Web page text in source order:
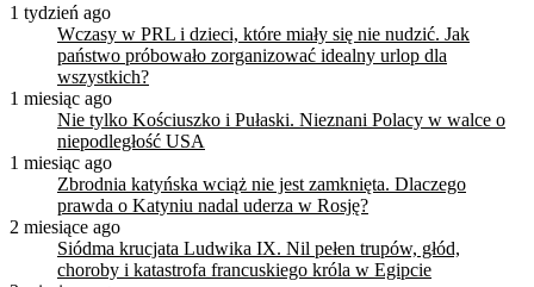
1 tydzień ago
Wczasy w PRL i dzieci, które miały się nie nudzić. Jak
państwo próbowało zorganizować idealny urlop dla
wszystkich?
1 miesiąc ago
Nie tylko Kościuszko i Pułaski. Nieznani Polacy w walce o
niepodległość USA
1 miesiąc ago
Zbrodnia katyńska wciąż nie jest zamknięta. Dlaczego
prawda o Katyniu nadal uderza w Rosję?
2 miesiące ago
Siódma krucjata Ludwika IX. Nil pełen trupów, głód,
choroby i katastrofa francuskiego króla w Egipcie